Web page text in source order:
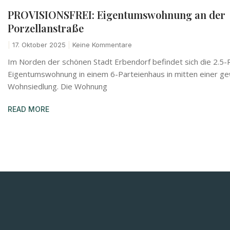
PROVISIONSFREI: Eigentumswohnung an der
Porzellanstraße
17. Oktober 2025 Keine Kommentare
Im Norden der schönen Stadt Erbendorf befindet sich die 2.5-
Eigentumswohnung in einem 6-Parteienhaus in mitten einer
Wohnsiedlung. Die Wohnung
READ MORE